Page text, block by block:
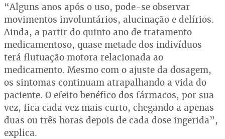
“Alguns anos após o uso, pode-se observar
movimentos involuntários, alucinação e delírios.
Ainda, a partir do quinto ano de tratamento
medicamentoso, quase metade dos indivíduos
terá flutuação motora relacionada ao
medicamento. Mesmo com o ajuste da dosagem,
os sintomas continuam atrapalhando a vida do
paciente. O efeito benéfico dos fármacos, por sua
vez, fica cada vez mais curto, chegando a apenas
duas ou três horas depois de cada dose ingerida”,
explica.